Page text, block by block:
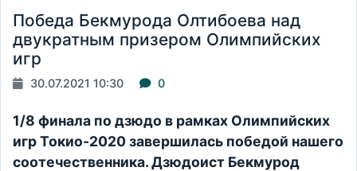
Победа Бекмурода Олтибоева над
двукратным призером Олимпийских
игр
30.07.2021 10:30 0
1/8 финала по дзюдо в рамках Олимпийских
игр Токио-2020 завершилась победой нашего
соотечественника. Дзюдоист Бекмурод